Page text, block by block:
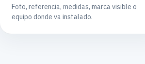
Foto, referencia, medidas, marca visible o
equipo donde va instalado.